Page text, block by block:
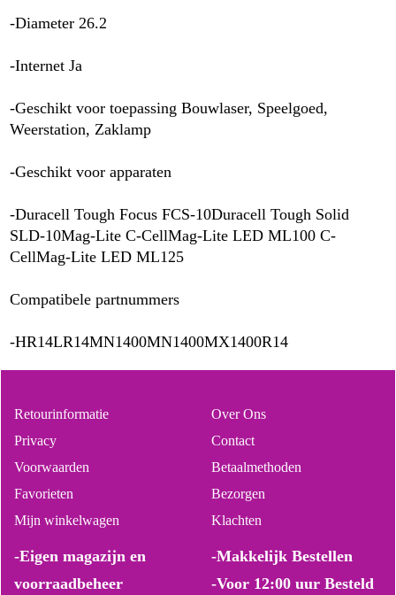
-Diameter 26.2
-Internet Ja
-Geschikt voor toepassing Bouwlaser, Speelgoed,
Weerstation, Zaklamp
-Geschikt voor apparaten
-Duracell Tough Focus FCS-10Duracell Tough Solid
SLD-10Mag-Lite C-CellMag-Lite LED ML100 C-
CellMag-Lite LED ML125
Compatibele partnummers
-HR14LR14MN1400MN1400MX1400R14
Over Ons
Contact
Betaalmethoden
Bezorgen
Klachten
Retourinformatie
Privacy
Voorwaarden
Favorieten
Mijn winkelwagen
-Makkelijk Bestellen
-Voor 12:00 uur Besteld
-Eigen magazijn en
voorraadbeheer